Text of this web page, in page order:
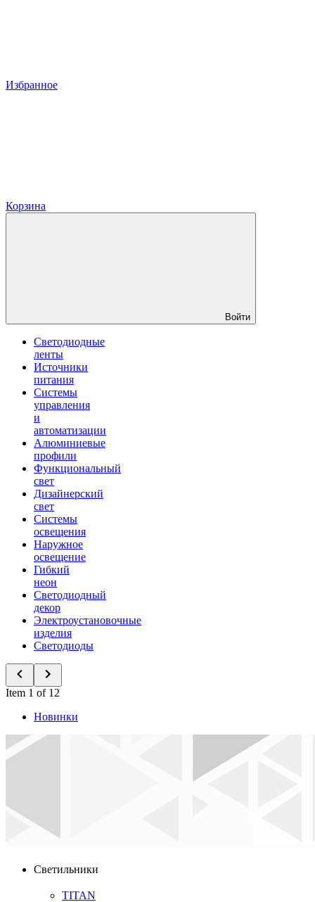
Избранное
Корзина
Войти
Светодиодные
ленты
Источники
питания
Системы
управления
и
автоматизации
Алюминиевые
профили
Функциональный
свет
Дизайнерский
свет
Системы
освещения
Наружное
освещение
Гибкий
неон
Светодиодный
декор
Электроустановочные
изделия
Светодиоды
Item 1 of 12
Новинки
Светильники
TITAN